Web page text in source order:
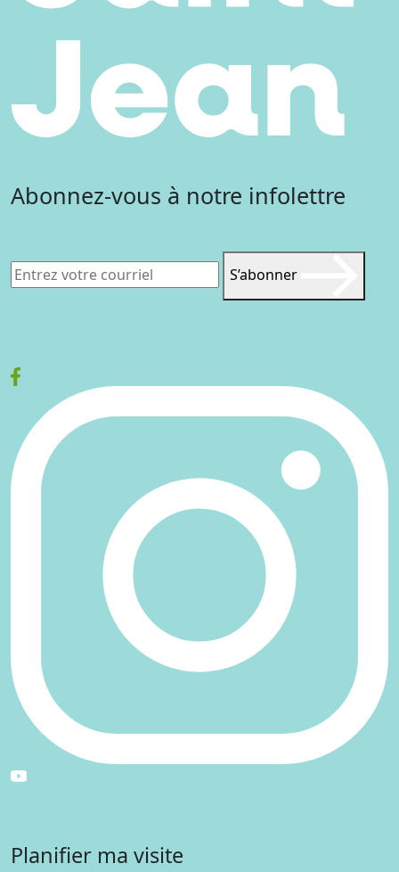
Abonnez-vous à notre infolettre
S’abonner
Planifier ma visite